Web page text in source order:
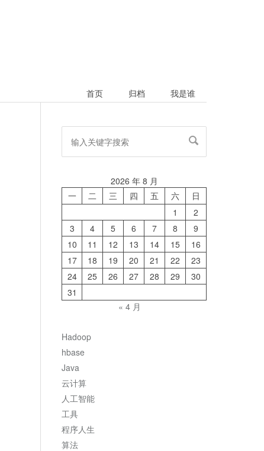
首页
归档 我是谁
2026 年 8 月
一
二 三 四 五 六
日
1
2
3
4 5 6 7 8
9
10
11 12 13 14 15
16
17
18 19 20 21 22
23
24
25 26 27 28 29
30
31
« 4 月
Hadoop
hbase
Java
云计算
人工智能
工具
程序人生
算法